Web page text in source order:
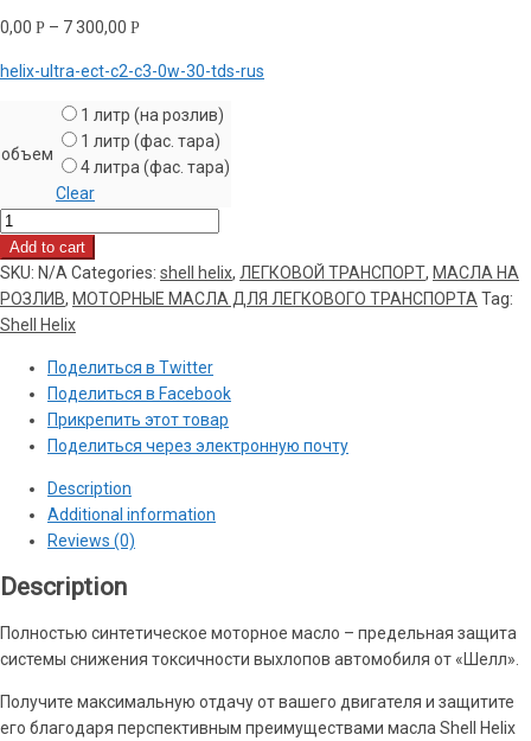
0,00 Р – 7 300,00 Р
helix-ultra-ect-c2-c3-0w-30-tds-rus
объем
1 литр (на розлив)
1 литр (фас. тара)
4 литра (фас. тара)
Clear
SHELL
HELIX
ULTRA
ECT
C2/C3
quantity
Add to cart
SKU: N/A Categories: shell helix, ЛЕГКОВОЙ ТРАНСПОРТ, МАСЛА НА
РОЗЛИВ, МОТОРНЫЕ МАСЛА ДЛЯ ЛЕГКОВОГО ТРАНСПОРТА Tag:
Shell Helix
Поделиться в Twitter
Поделиться в Facebook
Прикрепить этот товар
Поделиться через электронную почту
Description
Additional information
Reviews (0)
Description
Полностью синтетическое моторное масло – предельная защита
системы снижения токсичности выхлопов автомобиля от «Шелл».
Получите максимальную отдачу от вашего двигателя и защитите
его благодаря перспективным преимуществами масла Shell Helix